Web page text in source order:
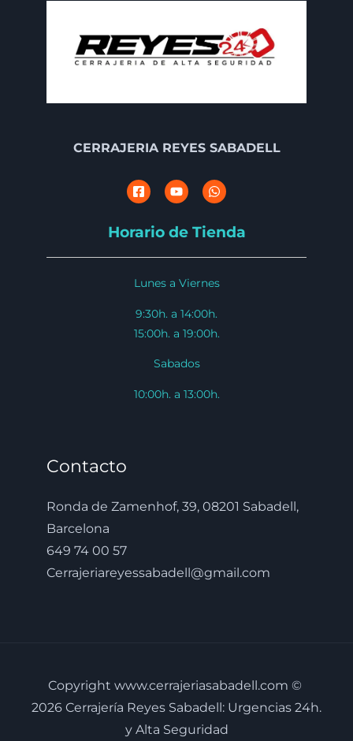
CERRAJERIA REYES SABADELL
Horario de Tienda
Lunes a Viernes
9:30h. a 14:00h.
15:00h. a 19:00h.
Sabados
10:00h. a 13:00h.
Contacto
Ronda de Zamenhof, 39, 08201 Sabadell,
Barcelona
649 74 00 57
Cerrajeriareyessabadell@gmail.com
Copyright www.cerrajeriasabadell.com ©
2026 Cerrajería Reyes Sabadell: Urgencias 24h.
y Alta Seguridad